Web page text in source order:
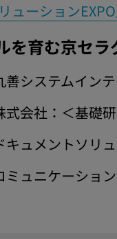
ューション
を育む京セラ
善システムイン
式会社：＜基礎
キュメントソリ
ミュニケーショ